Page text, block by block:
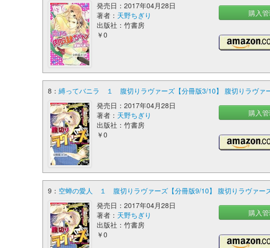
発売日：2017年04月28日
著者： 天野ちぎり
出版社：竹書房
￥0
購入
8： 縛ってバニラ １ 腹切りラヴァーズ【分冊版3/10】 腹切りラヴァ
発売日：2017年04月28日
著者： 天野ちぎり
出版社：竹書房
￥0
購入
9： 空蝉の愛人 １ 腹切りラヴァーズ【分冊版9/10】 腹切りラヴァー
発売日：2017年04月28日
著者： 天野ちぎり
出版社：竹書房
￥0
購入